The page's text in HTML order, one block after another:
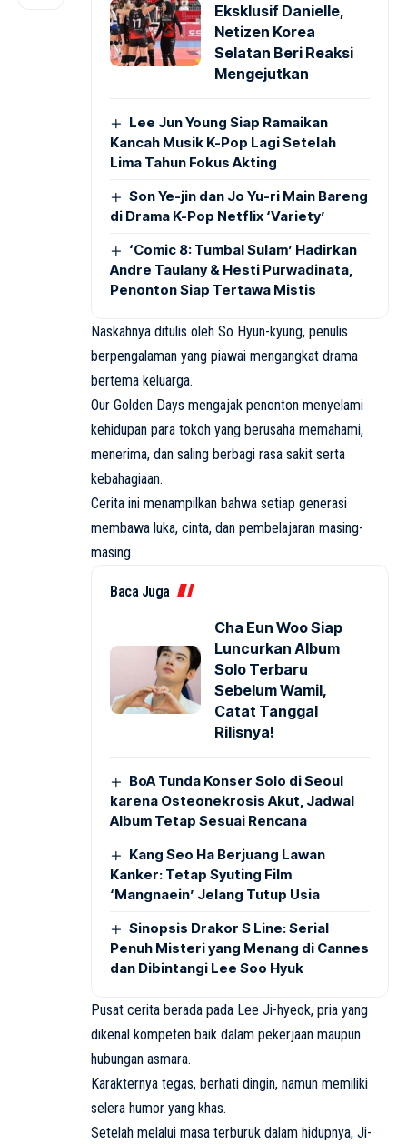
Eksklusif Danielle,
Netizen Korea
Selatan Beri Reaksi
Mengejutkan
Lee Jun Young Siap Ramaikan
Kancah Musik K-Pop Lagi Setelah
Lima Tahun Fokus Akting
Son Ye-jin dan Jo Yu-ri Main Bareng
di Drama K-Pop Netflix ‘Variety’
‘Comic 8: Tumbal Sulam’ Hadirkan
Andre Taulany & Hesti Purwadinata,
Penonton Siap Tertawa Mistis
Naskahnya ditulis oleh So Hyun-kyung, penulis
berpengalaman yang piawai mengangkat drama
bertema keluarga.
Our Golden Days mengajak penonton menyelami
kehidupan para tokoh yang berusaha memahami,
menerima, dan saling berbagi rasa sakit serta
kebahagiaan.
Cerita ini menampilkan bahwa setiap generasi
membawa luka, cinta, dan pembelajaran masing-
masing.
Baca Juga
Cha Eun Woo Siap
Luncurkan Album
Solo Terbaru
Sebelum Wamil,
Catat Tanggal
Rilisnya!
BoA Tunda Konser Solo di Seoul
karena Osteonekrosis Akut, Jadwal
Album Tetap Sesuai Rencana
Kang Seo Ha Berjuang Lawan
Kanker: Tetap Syuting Film
‘Mangnaein’ Jelang Tutup Usia
Sinopsis Drakor S Line: Serial
Penuh Misteri yang Menang di Cannes
dan Dibintangi Lee Soo Hyuk
Pusat cerita berada pada Lee Ji-hyeok, pria yang
dikenal kompeten baik dalam pekerjaan maupun
hubungan asmara.
Karakternya tegas, berhati dingin, namun memiliki
selera humor yang khas.
Setelah melalui masa terburuk dalam hidupnya, Ji-